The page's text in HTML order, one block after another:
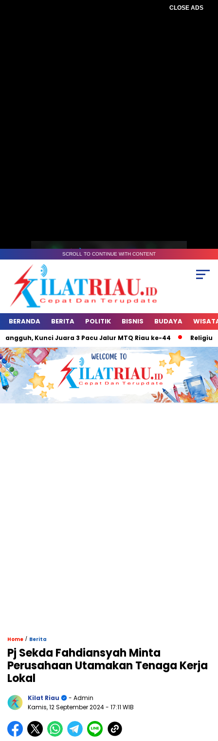
CLOSE ADS
SCROLL TO CONTINUE WITH CONTENT
BERANDA BERITA POLITIK BISNIS BUDAYA
Kunci Juara 3 Pacu Jalur MTQ Riau ke-44 Religius
Home / Berita
Pj Sekda Fahdiansyah Minta
Perusahaan Utamakan Tenaga Kerja
Lokal
Kilat Riau
- Admin
Kamis, 12 September 2024- 17:11 WIB